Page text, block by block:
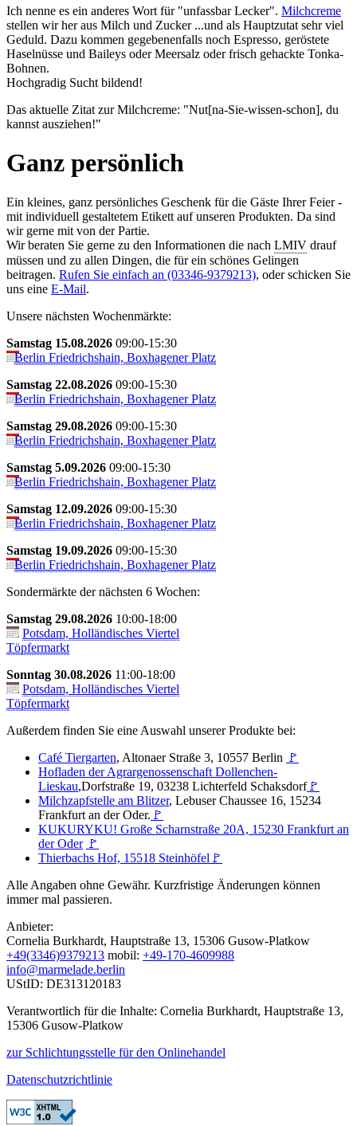
Ich nen­ne es ein anderes Wort für "un­fass­bar Lec­ker". Milch­creme
stel­len wir her aus Milch und Zucker ...und als Haupt­zu­tat sehr viel
Ge­duld. Dazu kom­men ge­ge­be­nen­falls noch Es­presso, ge­rös­tete
Hasel­nüsse und Baileys oder Meer­salz oder frisch gehackte Tonka-
Boh­nen.
Hochgradig Sucht bildend!
Das aktuelle Zitat zur Milchcreme: "Nut[na-Sie-wissen-schon], du
kannst ausziehen!"
Ganz persönlich
Ein kleines, ganz persönliches Geschenk für die Gäste Ihrer Feier -
mit individuell gestaltetem Etikett auf unseren Produkten. Da sind
wir gerne mit von der Partie.
Wir beraten Sie gerne zu den Informationen die nach LMIV drauf
müssen und zu allen Dingen, die für ein schönes Gelingen
beitragen. Rufen Sie einfach an (03346-9379213), oder schicken Sie
uns eine E-Mail.
Unsere nächsten Wochenmärkte:
Samstag 15.08.2026 09:00-15:30
Berlin Friedrichshain, Boxhagener Platz
Samstag 22.08.2026 09:00-15:30
Berlin Friedrichshain, Boxhagener Platz
Samstag 29.08.2026 09:00-15:30
Berlin Friedrichshain, Boxhagener Platz
Samstag 5.09.2026 09:00-15:30
Berlin Friedrichshain, Boxhagener Platz
Samstag 12.09.2026 09:00-15:30
Berlin Friedrichshain, Boxhagener Platz
Samstag 19.09.2026 09:00-15:30
Berlin Friedrichshain, Boxhagener Platz
Sondermärkte der nächsten 6 Wochen:
Samstag 29.08.2026 10:00-18:00
Potsdam, Holländisches Viertel
Töpfermarkt
Sonntag 30.08.2026 11:00-18:00
Potsdam, Holländisches Viertel
Töpfermarkt
Außerdem finden Sie eine Auswahl unserer Produkte bei:
Café Tiergarten, Altonaer Straße 3, 10557 Berlin
🚩
Hofladen der Agrargenossenschaft Dollenchen-
Lieskau,Dorfstraße 19, 03238 Lichterfeld Schaksdorf🚩
Milchzapfstelle am Blitzer, Lebuser Chaussee 16, 15234
Frankfurt an der Oder. 🚩
KUKURYKU! Große Scharnstraße 20A, 15230 Frankfurt an
der Oder 🚩
Thierbachs Hof, 15518 Steinhöfel 🚩
Alle Angaben ohne Gewähr. Kurzfristige Änderungen können
immer mal passieren.
Anbieter:
Cornelia Burkhardt, Hauptstraße 13, 15306 Gusow-Platkow
+49(3346)9379213 mobil: +49-170-4609988
info@marmelade.berlin
UStID: DE313120183
Verantwortlich für die Inhalte: Cornelia Burkhardt, Hauptstraße 13,
15306 Gusow-Platkow
zur Schlichtungsstelle für den Onlinehandel
Datenschutzrichtlinie